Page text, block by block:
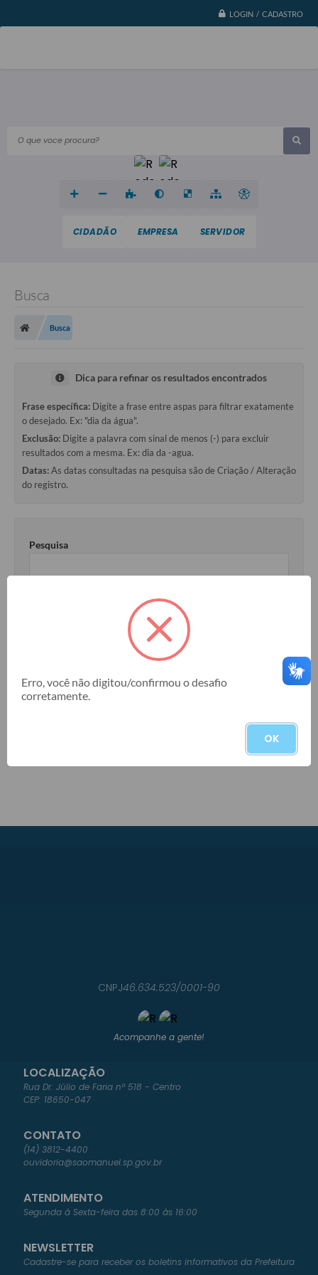
LOGIN / CADASTRO
O que voce procura?
CIDADÃO EMPRESA SERVIDOR
Busca
Busca
Dica para refinar os resultados encontrados
Frase específica: Digite a frase entre aspas para filtrar exatamente
o desejado. Ex: "dia da água".
Exclusão: Digite a palavra com sinal de menos (-) para excluir
resultados com a mesma. Ex: dia da -agua.
Datas:As datas consultadas na pesquisa são de Criação / Alteração
do registro.
Pesquisa
Acompanhe a gente!
LOCALIZAÇÃO
Rua Dr. Júlio de Faria nº 518 - Centro
CEP: 18650-047
CONTATO
(14) 3812-4400
ouvidoria@saomanuel.sp.gov.br
ATENDIMENTO
Segunda à Sexta-feira das 8:00 às 16:00
CNPJ46.634.523/0001-90
NEWSLETTER
Cadastre-se para receber os boletins informativos da Prefeitura
Erro, você não digitou/confirmou o desafio
corretamente.
OK